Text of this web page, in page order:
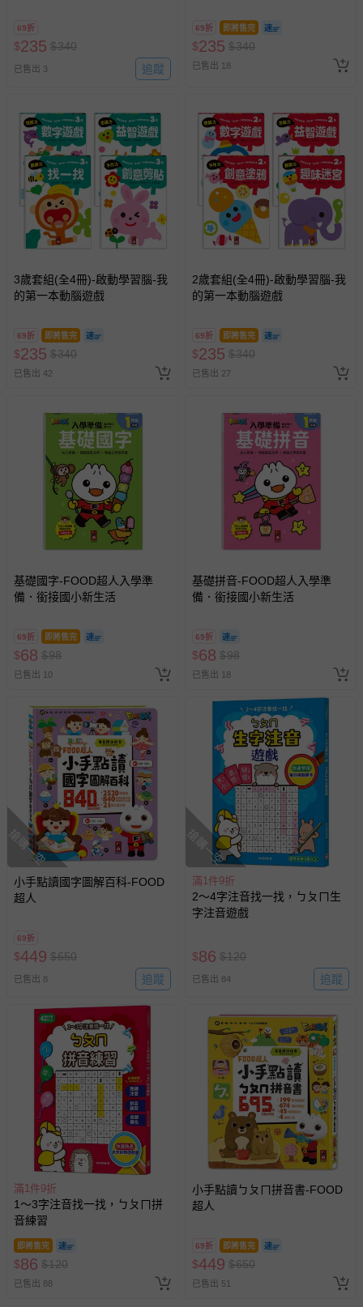
69折
$235 $340
已售出 3 追蹤
69折 即將售完
$235 $340
已售出 18
3歲套組(全4冊)-啟動學習腦-我
的第一本動腦遊戲
69折 即將售完
$235 $340
已售出 42
2歲套組(全4冊)-啟動學習腦-我
的第一本動腦遊戲
69折 即將售完
$235 $340
已售出 27
基礎國字-FOOD超人入學準
備．銜接國小新生活
69折 即將售完
$68 $98
已售出 10
基礎拼音-FOOD超人入學準
備．銜接國小新生活
69折
$68 $98
已售出 18
搶購一空
小手點讀國字圖解百科-FOOD
超人
69折
$449 $650
已售出 8 追蹤
搶購一空
滿1件9折
2～4字注音找一找，ㄅㄆㄇ生
字注音遊戲
$86 $120
已售出 84 追蹤
滿1件9折
1～3字注音找一找，ㄅㄆㄇ拼
音練習
即將售完
$86 $120
已售出 88
小手點讀ㄅㄆㄇ拼音書-FOOD
超人
69折 即將售完
$449 $650
已售出 51